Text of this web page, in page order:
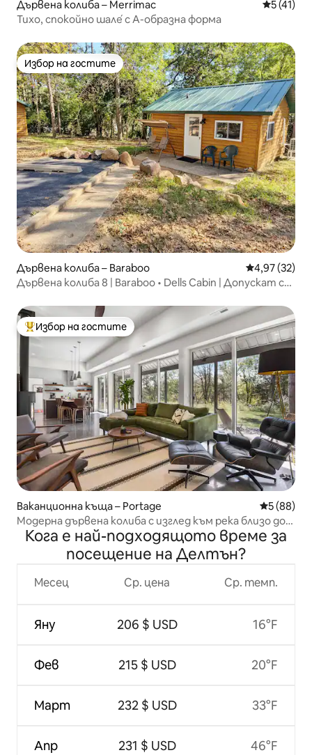
Дървена колиба – Merrimac Средна
5 (41)
Тихо, спокойно шале́ с А-образна форма
Избор на гостите
Избор на гостите
Дървена колиба – Baraboo Средна
4,97 (32)
Дървена колиба 8 | Baraboo • Dells Cabin | Допускат се
Най-популярен избор на гостите
Избор на гостите
Ваканционна къща – Portage Средна
5 (88)
Модерна дървена колиба с изглед към река близо до
Дяволското езеро
Кога е най-подходящото време за
посещение на Делтън?
Месец
Яну
Фев
Март
Апр
Ср. цена
206 $ USD
215 $ USD
232 $ USD
231 $ USD
Ср. темп.
16°F
20°F
33°F
46°F